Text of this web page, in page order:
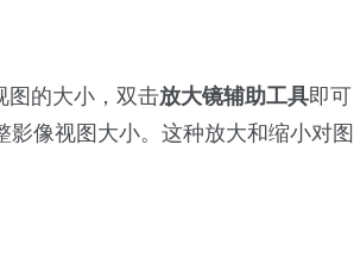
图的大小，双击放大镜辅助工具即可
像视图大小。这种放大和缩小对图